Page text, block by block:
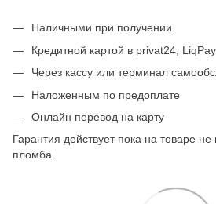
Наличными при получении.
Кредитной картой в privat24, LiqPay.
Через кассу или терминал
Наложенным по предоплате
Онлайн перевод на карту
Гарантия действует пока на товаре
пломба.